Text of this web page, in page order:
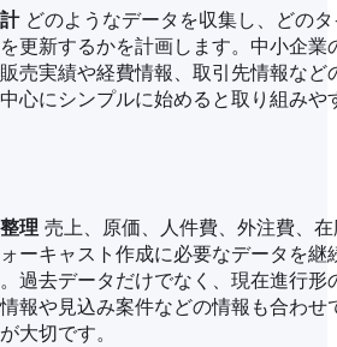
どのようなデータを収集し、どの
更新するかを計画します。中小企業
売実績や経費情報、取引先情報など
心にシンプルに始めると取り組みや
理 売上、原価、人件費、外注費、
ーキャスト作成に必要なデータを継
過去データだけでなく、現在進行形
報や見込み案件などの情報も合わせ
大切です。